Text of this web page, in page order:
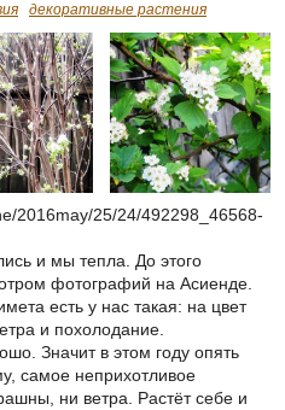
декоративные растения
2016may/25/24/492298_46568-
и мы тепла. До этого
фотографий на Асиенде.
есть у нас такая: на цвет
и похолодание.
Значит в этом году опять
самое неприхотливое
ни ветра. Растёт себе и